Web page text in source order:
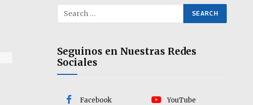
Seguinos en Nuestras Redes
Sociales
Facebook YouTube